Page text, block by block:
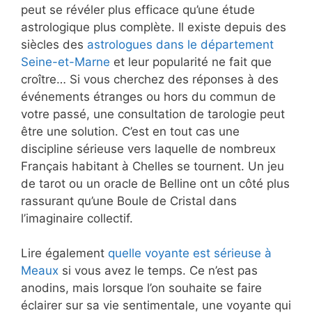
peut se révéler plus efficace qu’une étude
astrologique plus complète. Il existe depuis des
siècles des astrologues dans le département
Seine-et-Marne et leur popularité ne fait que
croître… Si vous cherchez des réponses à des
événements étranges ou hors du commun de
votre passé, une consultation de tarologie peut
être une solution. C’est en tout cas une
discipline sérieuse vers laquelle de nombreux
Français habitant à Chelles se tournent. Un jeu
de tarot ou un oracle de Belline ont un côté plus
rassurant qu’une Boule de Cristal dans
l’imaginaire collectif.
Lire également quelle voyante est sérieuse à
Meaux si vous avez le temps. Ce n’est pas
anodins, mais lorsque l’on souhaite se faire
éclairer sur sa vie sentimentale, une voyante qui